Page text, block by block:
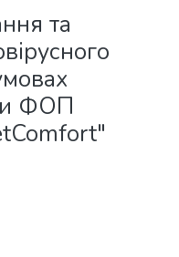
та
ФОП